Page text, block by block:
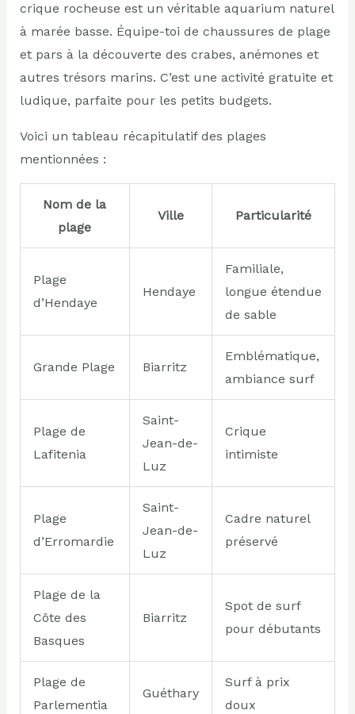
crique rocheuse est un véritable aquarium naturel
à marée basse. Équipe-toi de chaussures de plage
et pars à la découverte des crabes, anémones et
autres trésors marins. C’est une activité gratuite et
ludique, parfaite pour les petits budgets.
Voici un tableau récapitulatif des plages
mentionnées :
Nom de la
plage
Ville Particularité
Plage
d’Hendaye
Hendaye
Familiale,
longue étendue
de sable
Grande Plage Biarritz
Emblématique,
ambiance surf
Plage de
Lafitenia
Saint-
Jean-de-
Luz
Crique
intimiste
Plage
d’Erromardie
Saint-
Jean-de-
Luz
Cadre naturel
préservé
Plage de la
Côte des
Basques
Biarritz
Spot de surf
pour débutants
Plage de
Parlementia
Guéthary
Surf à prix
doux